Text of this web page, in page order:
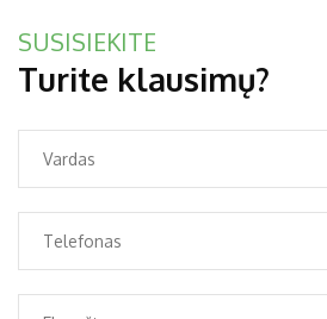
SUSISIEKITE
Turite klausimų?